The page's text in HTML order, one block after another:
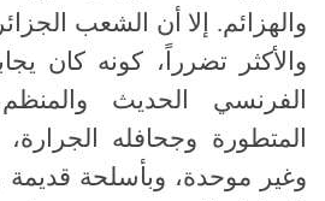
والهزائم. إلا أن الشعب
والأكثر تضرراً، كونه كان
الفرنسي الحديث
المتطورة وجحافله
وغير موحدة، وبأسلحة قديمة